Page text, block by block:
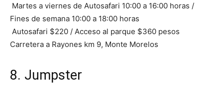
Martes a viernes de Autosafari 10:00 a 16:00 horas /
Fines de semana 10:00 a 18:00 horas
Autosafari $220 / Acceso al parque $360 pesos
Carretera a Rayones km 9, Monte Morelos
8. Jumpster